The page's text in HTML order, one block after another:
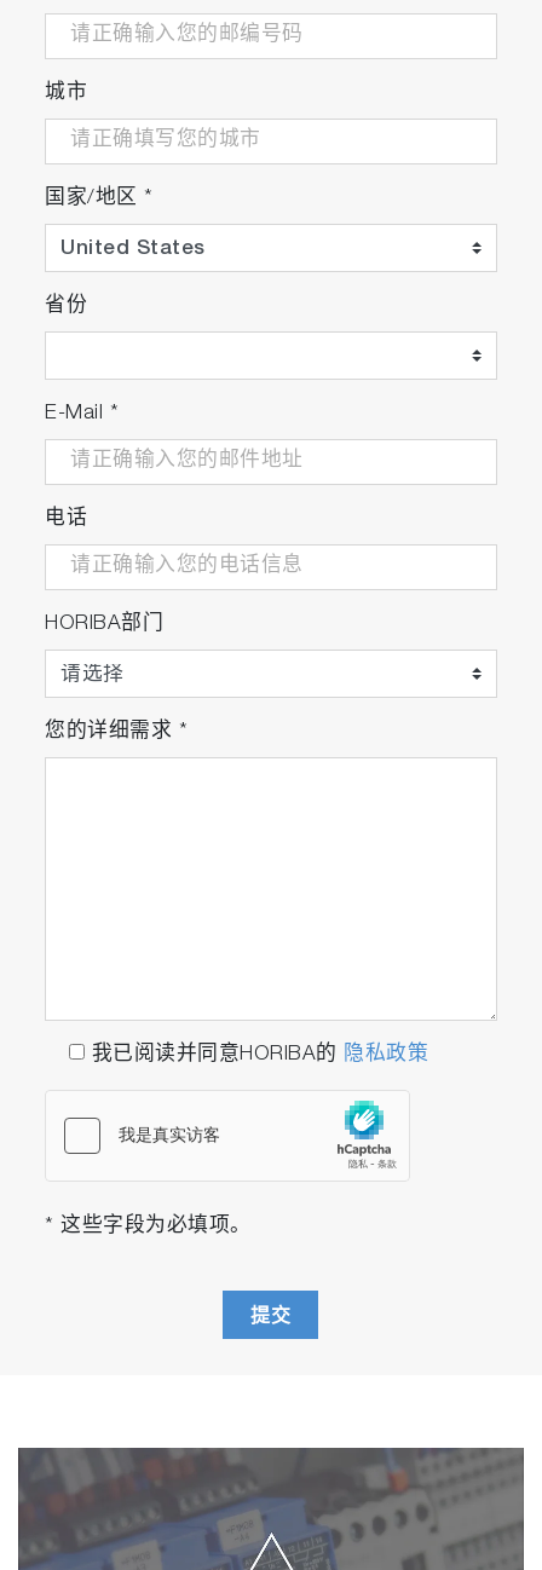
城市
国家/地区 *
省份
E-Mail *
电话
HORIBA部门
您的详细需求 *
我已阅读并同意HORIBA的 隐私政策
* 这些字段为必填项。
提交